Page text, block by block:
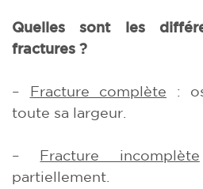
Quelles sont les
fractures ?
– Fracture complète :
toute sa largeur.
– Fracture incomplète
partiellement.